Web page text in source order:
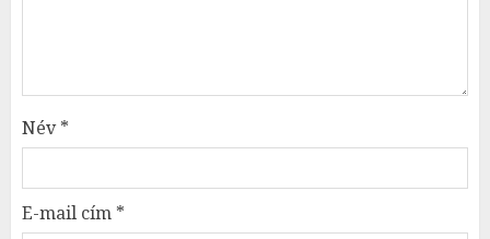
Név*
E-mail cím *